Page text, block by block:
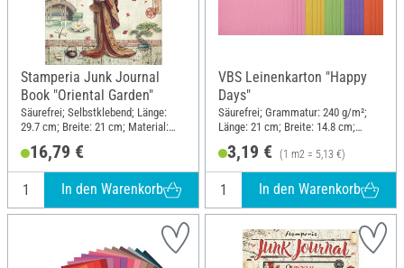
Stamperia Junk Journal
Book "Oriental Garden"
Säurefrei; Selbstklebend; Länge:
29.7 cm; Breite: 21 cm; Material:
16,79 €
In den Warenkorb
VBS Leinenkarton "Happy
Days"
Säurefrei; Grammatur: 240 g/m²;
Länge: 21 cm; Breite: 14.8 cm;
3,19 € (1 m2 = 5,13 €)
In den Warenkorb